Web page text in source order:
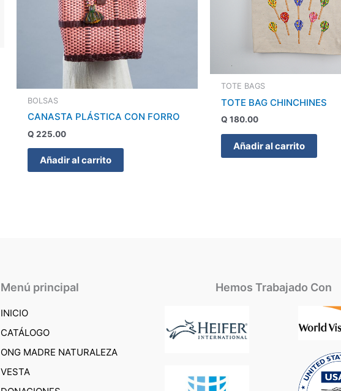
BOLSAS
CANASTA PLÁSTICA CON FORRO
Q 225.00
Añadir al carrito
TOTE BAGS
TOTE BAG CHINCHINES
Q 180.00
Añadir al carrito
Menú principal
INICIO
CATÁLOGO
ONG MADRE NATURALEZA
VESTA
Hemos Trabajado Con